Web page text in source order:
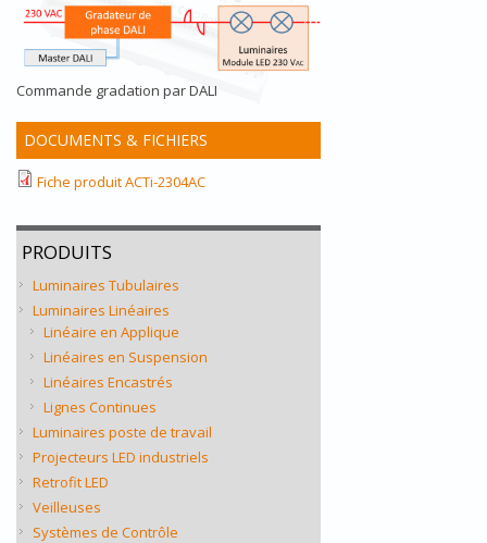
Commande gradation par DALI
DOCUMENTS & FICHIERS
Fiche produit ACTi-2304AC
PRODUITS
Luminaires Tubulaires
Luminaires Linéaires
Linéaire en Applique
Linéaires en Suspension
Linéaires Encastrés
Lignes Continues
Luminaires poste de travail
Projecteurs LED industriels
Retrofit LED
Veilleuses
Systèmes de Contrôle